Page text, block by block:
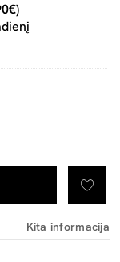
Kita informacija